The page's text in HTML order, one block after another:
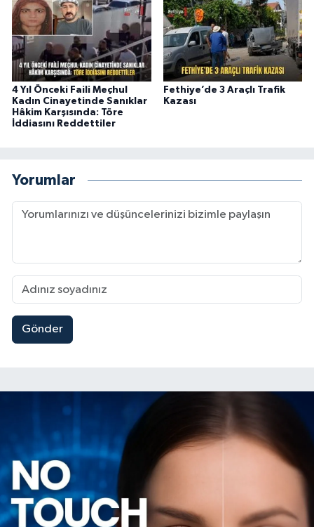
4 Yıl Önceki Faili Meçhul
Kadın Cinayetinde Sanıklar
Hâkim Karşısında: Töre
İddiasını Reddettiler
Fethiye’de 3 Araçlı Trafik
Kazası
Yorumlar
Gönder